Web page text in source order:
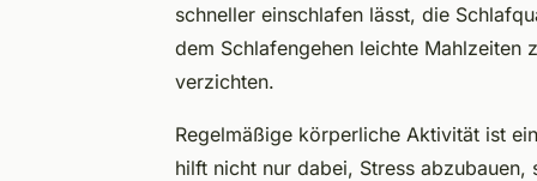
schneller einschlafen lässt, die
dem Schlafengehen leichte Mahlzeiten
verzichten.
Regelmäßige körperliche Aktivität ist
hilft nicht nur dabei, Stress